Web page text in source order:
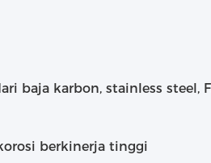
baja karbon, stainless steel,
berkinerja tinggi